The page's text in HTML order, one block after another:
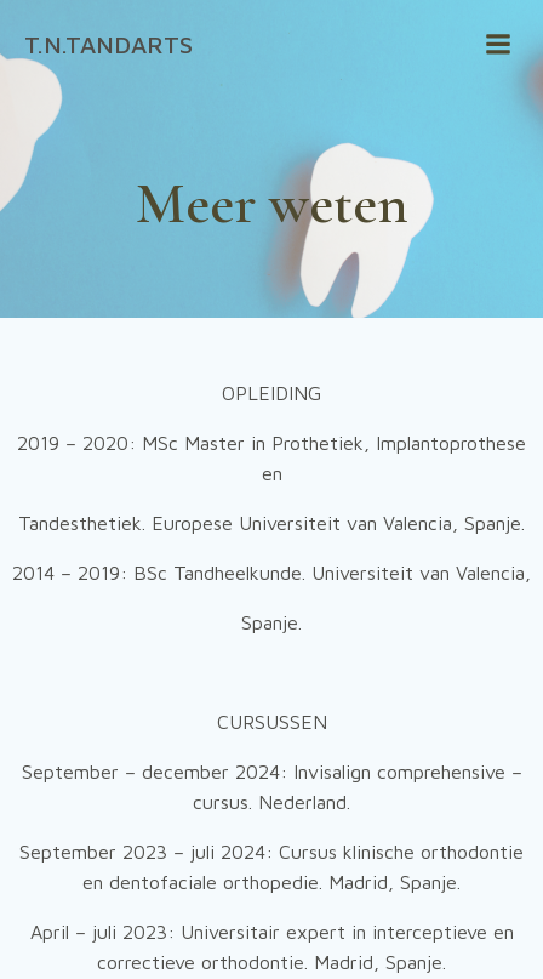
T.N.TANDARTS
Meer weten
OPLEIDING
2019 – 2020: MSc Master in Prothetiek, Implantoprothese
en
Tandesthetiek. Europese Universiteit van Valencia, Spanje.
2014 – 2019: BSc Tandheelkunde. Universiteit van Valencia,
Spanje.
CURSUSSEN
September – december 2024: Invisalign comprehensive –
cursus. Nederland.
September 2023 – juli 2024: Cursus klinische orthodontie
en dentofaciale orthopedie. Madrid, Spanje.
April – juli 2023: Universitair expert in interceptieve en
correctieve orthodontie. Madrid, Spanje.